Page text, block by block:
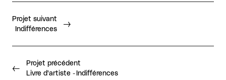
Projet précédent
Livre d'artiste - Indifférences
Projet suivant
Indifférences